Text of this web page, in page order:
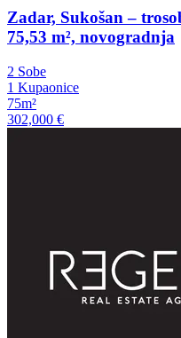
Zadar, Sukošan –
75,53 m², novogradnja
2 Sobe
1 Kupaonice
75m²
302,000 €